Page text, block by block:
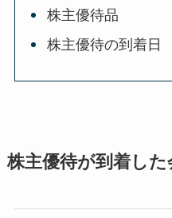
株主優待品
株主優待の到着日
株主優待が到着した